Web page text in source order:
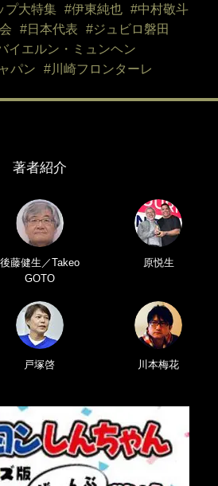
プ大特集 #伊東純也
#中村敬斗
#日本代表
#ジュビロ磐田
イエルン・ミュンヘン
パン
#川崎フロンターレ
著者紹介
後藤健生／Takeo
GOTO
原悦生
戸塚啓 川本梅花